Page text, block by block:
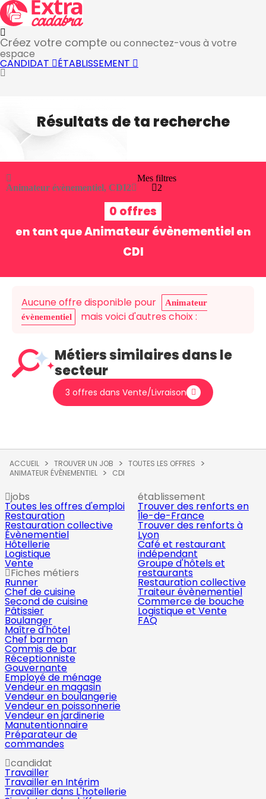
Créez votre compte ou connectez-vous à votre
espace
CANDIDAT ÉTABLISSEMENT
Résultats de ta recherche
Animateur évènementiel, CDI2
Mes filtres
2
0 offres
en tant queAnimateur évènementiel en
CDI
Aucune offre disponible pour
Animateur
évènementiel
mais voici d'autres choix :
Métiers similaires dans le
secteur
3 offres dans Vente/Livraison
ACCUEIL TROUVER UN JOB
TOUTES LES OFFRES
ANIMATEUR ÉVÈNEMENTIEL
CDI
jobs
Toutes les offres d'emploi
Restauration
Restauration collective
Évènementiel
Hôtellerie
Logistique
Vente
Fiches métiers
Runner
Chef de cuisine
Second de cuisine
Pâtissier
Boulanger
Maître d'hôtel
Chef barman
Commis de bar
Réceptionniste
Gouvernante
Employé de ménage
Vendeur en magasin
Vendeur en boulangerie
Vendeur en poissonnerie
Vendeur en jardinerie
Manutentionnaire
Préparateur de
commandes
établissement
Trouver des renforts en
Île-de-France
Trouver des renforts à
Lyon
Café et restaurant
indépendant
Groupe d'hôtels et
restaurants
Restauration collective
Traiteur évènementiel
Commerce de bouche
Logistique et Vente
FAQ
candidat
Travailler
Travailler en Intérim
Travailler dans L'hotellerie